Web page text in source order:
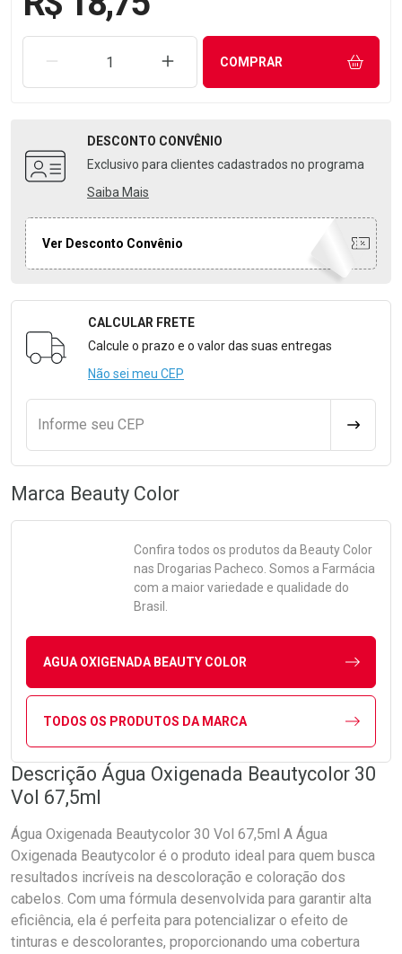
REMOVER UMA UNIDADEAUMENTAR UMA UNIDADE
COMPRAR
DESCONTO CONVÊNIO
Exclusivo para clientes cadastrados no programa
Saiba Mais
Ver Desconto Convênio
Formulário para Calcular o Frete
CALCULAR FRETE
Calcule o prazo e o valor das suas entregas
Não sei meu CEP
Informe seu CEP
Marca Beauty Color
Confira todos os produtos da Beauty Color
nas Drogarias Pacheco. Somos a Farmácia
com a maior variedade e qualidade do
Brasil.
AGUA OXIGENADA BEAUTY COLOR
TODOS OS PRODUTOS DA MARCA
Descrição Água Oxigenada Beautycolor 30
Vol 67,5ml
Água Oxigenada Beautycolor 30 Vol 67,5ml A Água
Oxigenada Beautycolor é o produto ideal para quem busca
resultados incríveis na descoloração e coloração dos
cabelos. Com uma fórmula desenvolvida para garantir alta
eficiência, ela é perfeita para potencializar o efeito de
tinturas e descolorantes, proporcionando uma cobertura